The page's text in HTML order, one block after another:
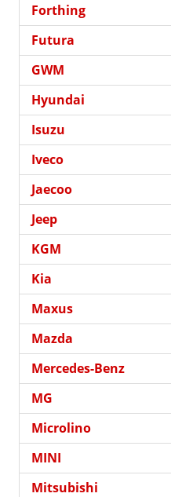
Forthing
Futura
GWM
Hyundai
Isuzu
Iveco
Jaecoo
Jeep
KGM
Kia
Maxus
Mazda
Mercedes-Benz
MG
Microlino
MINI
Mitsubishi